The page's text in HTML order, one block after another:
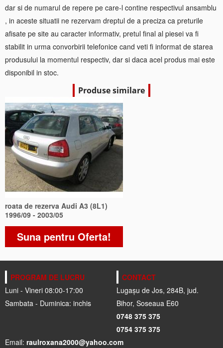
dar si de numarul de repere pe care-l contine respectivul ansamblu
, in aceste situatii ne rezervam dreptul de a preciza ca preturile
afisate pe site au caracter informativ, pretul final al piesei va fi
stabilit in urma convorbirii telefonice cand veti fi informat de starea
produsului la momentul respectiv, dar si daca acel produs mai este
disponibil in stoc.
Produse similare
roata de rezerva Audi A3 (8L1)
1996/09 - 2003/05
Suna pentru Oferta!
PROGRAM DE LUCRU
Luni - Vineri 08:00-17:00
Sambata - Duminica: inchis
CONTACT
Lugașu de Jos, 284B, jud.
Bihor, Soseaua E60
0748 375 375
0754 375 375
Email: raulroxana2000@yahoo.com